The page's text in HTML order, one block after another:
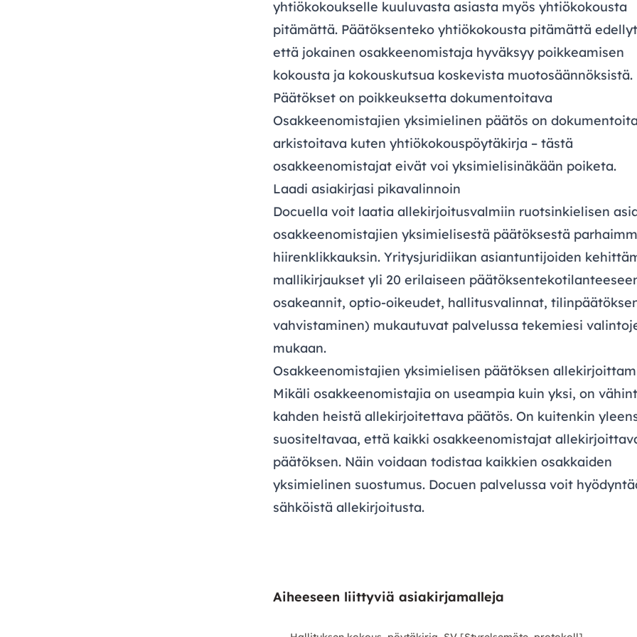
yhtiökokoukselle kuuluvasta asiasta myös yhtiökokousta
pitämättä. Päätöksenteko yhtiökokousta pitämättä
että jokainen osakkeenomistaja hyväksyy poikkeamisen
kokousta ja kokouskutsua koskevista muotosäännöksistä.
Päätökset on poikkeuksetta dokumentoitava
Osakkeenomistajien yksimielinen päätös on
arkistoitava kuten yhtiökokouspöytäkirja – tästä
osakkeenomistajat eivät voi yksimielisinäkään poiketa.
Laadi asiakirjasi pikavalinnoin
Docuella voit laatia allekirjoitusvalmiin ruotsinkielisen
osakkeenomistajien yksimielisestä päätöksestä
hiirenklikkauksin. Yritysjuridiikan asiantuntijoiden
mallikirjaukset yli 20 erilaiseen
osakeannit, optio-oikeudet, hallitusvalinnat,
vahvistaminen) mukautuvat palvelussa tekemiesi
mukaan.
Osakkeenomistajien yksimielisen päätöksen
Mikäli osakkeenomistajia on useampia kuin yksi, on
kahden heistä allekirjoitettava päätös. On kuitenkin
suositeltavaa, että kaikki osakkeenomistajat
päätöksen. Näin voidaan todistaa kaikkien osakkaiden
yksimielinen suostumus. Docuen palvelussa voit
sähköistä allekirjoitusta.
Aiheeseen liittyviä asiakirjamalleja